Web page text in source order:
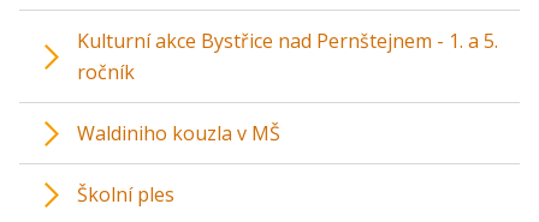
Kulturní akce Bystřice nad Pernštejnem - 1. a 5.
ročník
Waldiniho kouzla v MŠ
Školní ples